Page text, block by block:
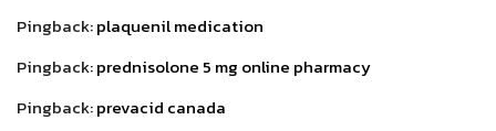
Pingback:plaquenil medication
Pingback:prednisolone 5 mg online pharmacy
Pingback:prevacid canada